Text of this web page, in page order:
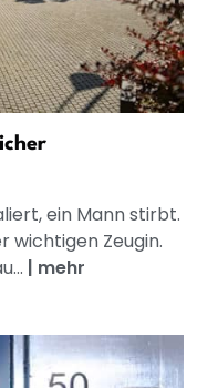
ein Mann stirbt.
wichtigen Zeugin.
| mehr